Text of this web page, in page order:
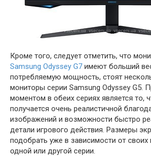
Кроме того, следует отметить, что
Samsung Odyssey G7 имеют больший
потребляемую мощность, стоят
мониторы серии Samsung Odyssey G5.
моментом в обеих сериях является то,
получается очень реалистичной
изображений и возможности быстро
детали игрового действия. Размеры
подобрать уже в зависимости от своих
одной или другой серии.